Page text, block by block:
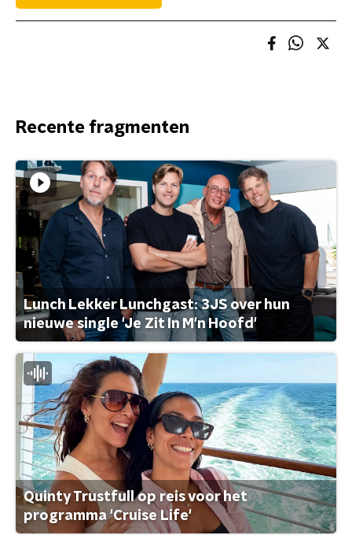
Recente fragmenten
Lunch Lekker Lunchgast: 3JS over hun
nieuwe single 'Je Zit In M'n Hoofd'
Quinty Trustfull op reis voor het
programma 'Cruise Life'